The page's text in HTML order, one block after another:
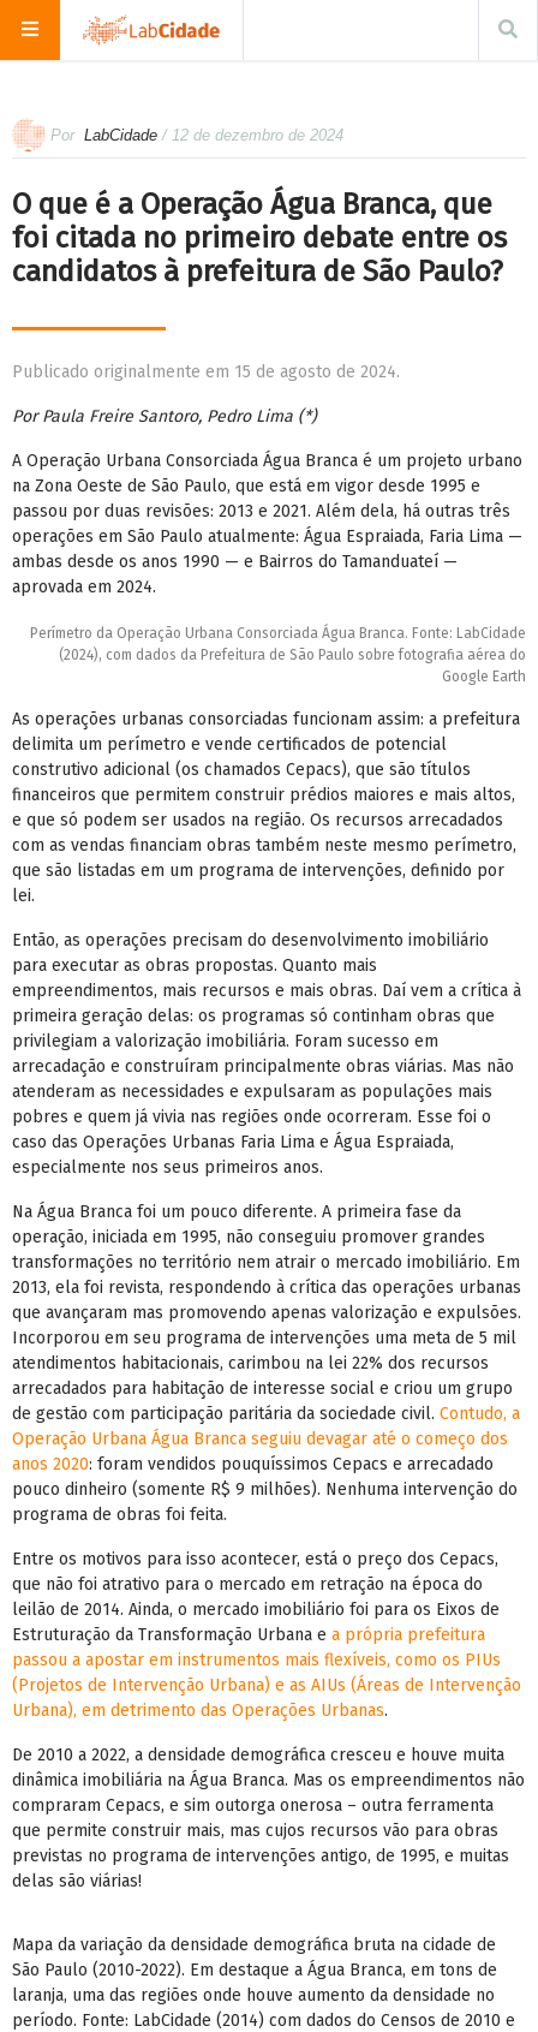
Por LabCidade / 12 de dezembro de 2024
O que é a Operação Água Branca, que
foi citada no primeiro debate entre os
candidatos à prefeitura de São Paulo?
Publicado originalmente em 15 de agosto de 2024.
Por Paula Freire Santoro, Pedro Lima (*)
A Operação Urbana Consorciada Água Branca é um projeto urbano
na Zona Oeste de São Paulo, que está em vigor desde 1995 e
passou por duas revisões: 2013 e 2021. Além dela, há outras três
operações em São Paulo atualmente: Água Espraiada, Faria Lima —
ambas desde os anos 1990 — e Bairros do Tamanduateí —
aprovada em 2024.
Perímetro da Operação Urbana Consorciada Água Branca. Fonte: LabCidade
(2024), com dados da Prefeitura de São Paulo sobre fotografia aérea do
Google Earth
As operações urbanas consorciadas funcionam assim: a prefeitura
delimita um perímetro e vende certificados de potencial
construtivo adicional (os chamados Cepacs), que são títulos
financeiros que permitem construir prédios maiores e mais altos,
e que só podem ser usados na região. Os recursos arrecadados
com as vendas financiam obras também neste mesmo perímetro,
que são listadas em um programa de intervenções, definido por
lei.
Então, as operações precisam do desenvolvimento imobiliário
para executar as obras propostas. Quanto mais
empreendimentos, mais recursos e mais obras. Daí vem a crítica à
primeira geração delas: os programas só continham obras que
privilegiam a valorização imobiliária. Foram sucesso em
arrecadação e construíram principalmente obras viárias. Mas não
atenderam as necessidades e expulsaram as populações mais
pobres e quem já vivia nas regiões onde ocorreram. Esse foi o
caso das Operações Urbanas Faria Lima e Água Espraiada,
especialmente nos seus primeiros anos.
Na Água Branca foi um pouco diferente. A primeira fase da
operação, iniciada em 1995, não conseguiu promover grandes
transformações no território nem atrair o mercado imobiliário. Em
2013, ela foi revista, respondendo à crítica das operações urbanas
que avançaram mas promovendo apenas valorização e expulsões.
Incorporou em seu programa de intervenções uma meta de 5 mil
atendimentos habitacionais, carimbou na lei 22% dos recursos
arrecadados para habitação de interesse social e criou um grupo
de gestão com participação paritária da sociedade civil. Contudo, a
Operação Urbana Água Branca seguiu devagar até o começo dos
anos 2020: foram vendidos pouquíssimos Cepacs e arrecadado
pouco dinheiro (somente R$ 9 milhões). Nenhuma intervenção do
programa de obras foi feita.
Entre os motivos para isso acontecer, está o preço dos Cepacs,
que não foi atrativo para o mercado em retração na época do
leilão de 2014. Ainda, o mercado imobiliário foi para os Eixos de
Estruturação da Transformação Urbana e a própria prefeitura
passou a apostar em instrumentos mais flexíveis, como os PIUs
(Projetos de Intervenção Urbana) e as AIUs (Áreas de Intervenção
Urbana), em detrimento das Operações Urbanas.
De 2010 a 2022, a densidade demográfica cresceu e houve muita
dinâmica imobiliária na Água Branca. Mas os empreendimentos não
compraram Cepacs, e sim outorga onerosa – outra ferramenta
que permite construir mais, mas cujos recursos vão para obras
previstas no programa de intervenções antigo, de 1995, e muitas
delas são viárias!
Mapa da variação da densidade demográfica bruta na cidade de
São Paulo (2010-2022). Em destaque a Água Branca, em tons de
laranja, uma das regiões onde houve aumento da densidade no
período. Fonte: LabCidade (2014) com dados do Censos de 2010 e